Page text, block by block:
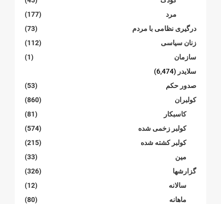
مرد
(177)
درگیری نظامی با مردم
(73)
زنان سیاسی
(112)
سازمان
(1)
سلایدر (6,474)
صدور حکم
(53)
کولبران
(860)
کاسبکار
(81)
کولبر زخمی شدە
(574)
کولبر کشتە شدە
(215)
مین
(33)
گزارشها
(326)
سالانە
(12)
ماهانە
(80)